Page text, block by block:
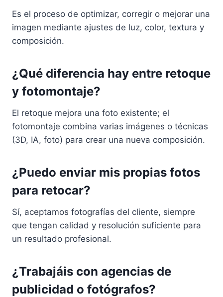
Es el proceso de optimizar, corregir o mejorar una
imagen mediante ajustes de luz, color, textura y
composición.
¿Qué diferencia hay entre retoque
y fotomontaje?
El retoque mejora una foto existente; el
fotomontaje combina varias imágenes o técnicas
(3D, IA, foto) para crear una nueva composición.
¿Puedo enviar mis propias fotos
para retocar?
Sí, aceptamos fotografías del cliente, siempre
que tengan calidad y resolución suficiente para
un resultado profesional.
¿Trabajáis con agencias de
publicidad o fotógrafos?